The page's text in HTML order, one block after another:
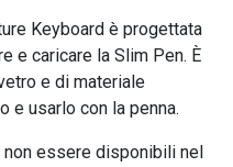
Keyboard è progettata
e caricare la Slim Pen. È
e di materiale
e usarlo con la penna.
non essere disponibili nel